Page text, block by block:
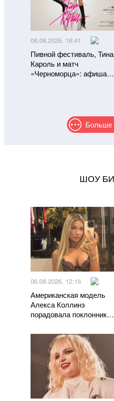
06.08.2026, 16:41
Пивной фестиваль, Тина
Кароль и матч
«Черноморца»: афиша
Больше
ШОУ
06.08.2026, 12:16
Американская модель
Алекса Коллинз
порадовала поклонников
фотосессией